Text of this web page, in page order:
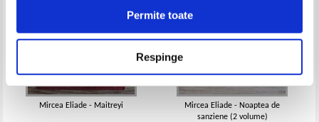
Permite toate
Respinge
Mircea Eliade - Maitreyi
Mircea Eliade - Noaptea de
sanziene (2 volume)